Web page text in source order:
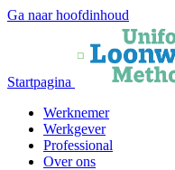
Ga naar hoofdinhoud
Startpagina
Werknemer
Werkgever
Professional
Over ons